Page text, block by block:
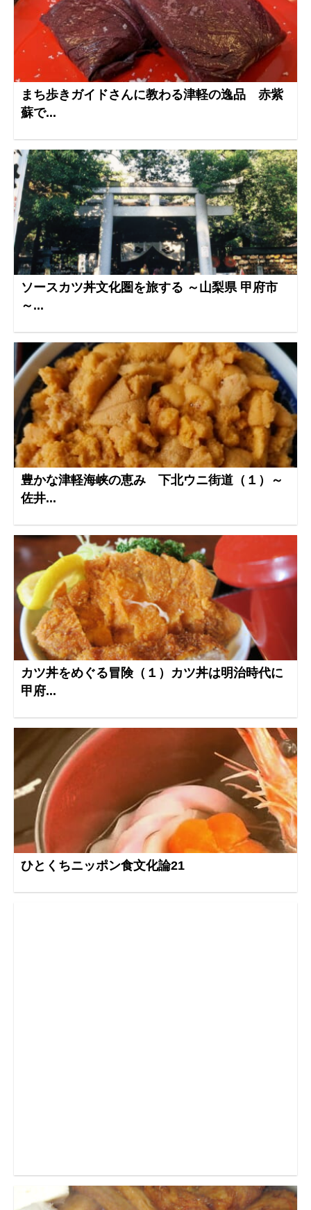
まち歩きガイドさんに教わる津軽の逸品 赤紫
蘇で...
ソースカツ丼文化圏を旅する ～山梨県 甲府市
～...
豊かな津軽海峡の恵み 下北ウニ街道（１）～
佐井...
カツ丼をめぐる冒険（１）カツ丼は明治時代に
甲府...
ひとくちニッポン食文化論21